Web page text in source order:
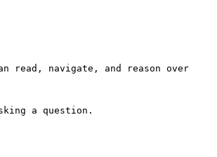
read, navigate, and reason over
a question.